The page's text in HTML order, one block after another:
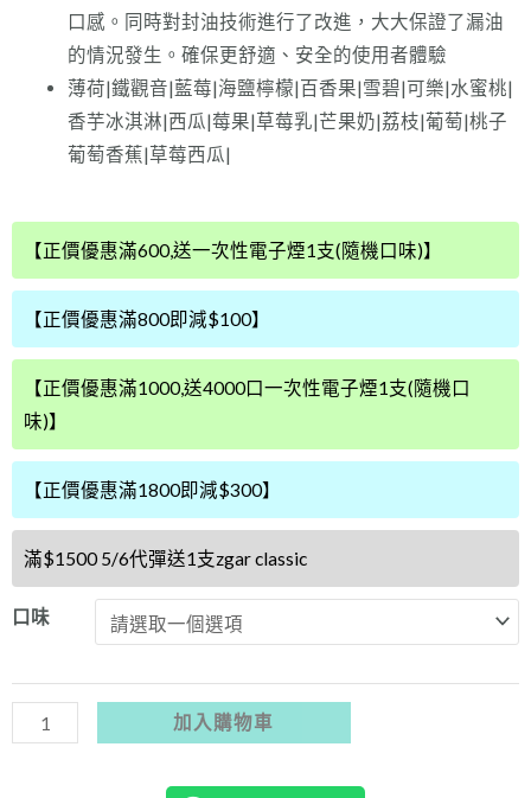
口感。同時對封油技術進行了改進，大大保證了漏油
的情況發生。確保更舒適、安全的使用者體驗
薄荷|鐵觀音|藍莓|海鹽檸檬|百香果|雪碧|可樂|水蜜桃|
香芋冰淇淋|西瓜|莓果|草莓乳|芒果奶|荔枝|葡萄|桃子
葡萄香蕉|草莓西瓜|
【正價優惠滿600,送一次性電子煙1支(隨機口味)】
【正價優惠滿800即減$100】
【正價優惠滿1000,送4000口一次性電子煙1支(隨機口
味)】
【正價優惠滿1800即減$300】
滿$1500 5/6代彈送1支zgar classic
口味
【最
LANA
VINO
POD
代
煙
裝
2.5ML
加入購物車